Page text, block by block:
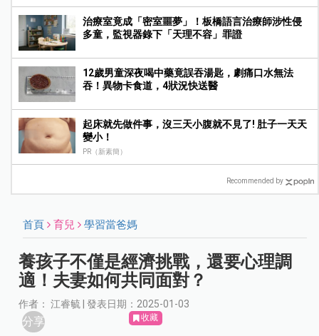
治療室竟成「密室噩夢」！板橋語言治療師涉性侵
多童，監視器錄下「天理不容」罪證
12歲男童深夜喝中藥竟誤吞湯匙，劇痛口水無法
吞！異物卡食道，4狀況快送醫
起床就先做件事，沒三天小腹就不見了! 肚子一天天
變小！
PR（新素簡）
Recommended by
首頁 育兒 學習當爸媽
養孩子不僅是經濟挑戰，還要心理調
適！夫妻如何共同面對？
作者： 江睿毓 | 發表日期：2025-01-03
分享 收藏